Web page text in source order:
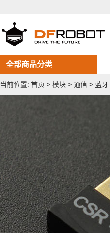
配
器
全部商品分类
当前位置: 首页 > 模块 > 通信 > 蓝牙